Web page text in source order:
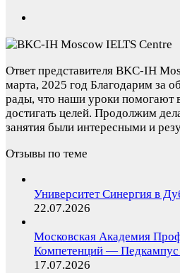
Ответ представителя BKC-IH
марта, 2025 год Благодарим за
рады, что наши уроки помогают
достигать целей. Продолжим
занятия были интересными и
Отзывы по теме
Университет Синергия в
22.07.2026
Московская Академия
Компетенций — Педкампус
17.07.2026